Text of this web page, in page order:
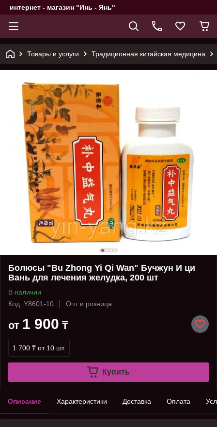
интернет - магазин "Инь - Янь"
Товары и услуги Традиционная китайская медицина
Болюсы "Bu Zhong Yi Qi Wan" Бучжун И ци
Вань для лечения желудка, 200 шт
В наличии
Код: Y8601-10
Опт и розница
от 1 900 ₸
1 700 ₸ от 10 шт.
Купить
Описание Характеристики Доставка Оплата